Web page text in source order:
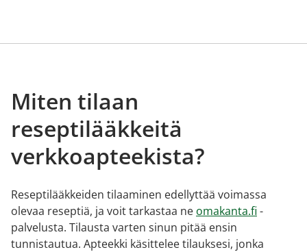
Miten tilaan
reseptilääkkeitä
verkkoapteekista?
Reseptilääkkeiden tilaaminen edellyttää voimassa
olevaa reseptiä, ja voit tarkastaa ne omakanta.fi -
palvelusta. Tilausta varten sinun pitää ensin
tunnistautua. Apteekki käsittelee tilauksesi, jonka